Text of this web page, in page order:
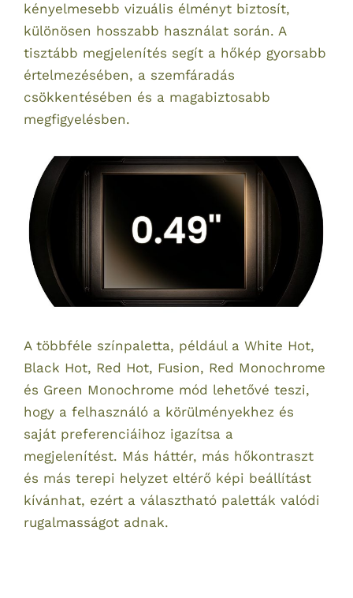
kényelmesebb vizuális élményt biztosít,
különösen hosszabb használat során. A
tisztább megjelenítés segít a hőkép gyorsabb
értelmezésében, a szemfáradás
csökkentésében és a magabiztosabb
megfigyelésben.
A többféle színpaletta, például a White Hot,
Black Hot, Red Hot, Fusion, Red Monochrome
és Green Monochrome mód lehetővé teszi,
hogy a felhasználó a körülményekhez és
saját preferenciáihoz igazítsa a
megjelenítést. Más háttér, más hőkontraszt
és más terepi helyzet eltérő képi beállítást
kívánhat, ezért a választható paletták valódi
rugalmasságot adnak.